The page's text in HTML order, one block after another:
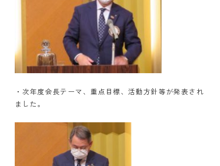
・次年度会長テーマ、重点目標、活動方針等が発表され
ました。